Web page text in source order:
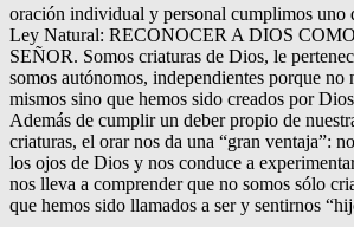
oración individual y personal cumplimos uno
Ley Natural: RECONOCER A DIOS
SEÑOR. Somos criaturas de Dios, le
somos autónomos, independientes porque no
mismos sino que hemos sido creados por
Además de cumplir un deber propio de
criaturas, el orar nos da una “gran ventaja”:
los ojos de Dios y nos conduce a
nos lleva a comprender que no somos sólo
que hemos sido llamados a ser y sentirnos